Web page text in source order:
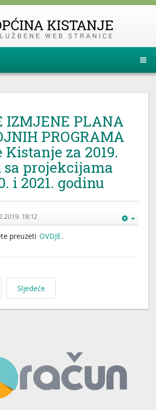
IZMJENE PLANA
PROGRAMA
Kistanje za 2019.
sa projekcijama
i 2021. godinu
18:12
preuzeti OVDJE.
Sljedeće